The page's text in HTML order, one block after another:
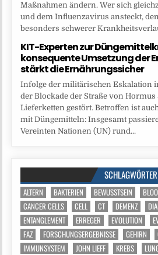
Maßnahmen ändern. Wer sich
und dem Influenzavirus ansteckt,
besonders schwerer
KIT-Experten zur
konsequente Umsetzung der
stärkt die Ernährungssicher
Infolge der militärischen Eskalation
der Blockade der Straße von Hormus
Lieferketten gestört. Betroffen ist
mit Düngemitteln: Insgesamt
Vereinten Nationen (UN) rund...
SCHLAGWÖRTER
ALTERN BAKTERIEN BEWUSSTSEIN
CANCER CELLS
CELL CT DEMENZ
ENTANGLEMENT
ERREGER EVOLUTION
FAZ
FORSCHUNGSERGEBNISSE GEHIRN
IMMUNSYSTEM
JOHN LIEFF KREBS